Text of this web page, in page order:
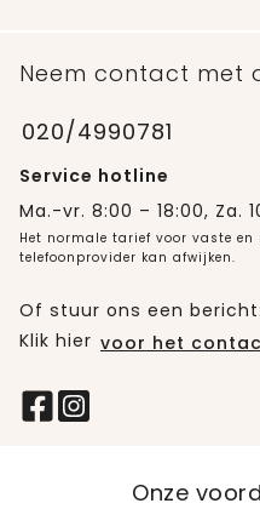
Neem contact met
020/4990781
Service hotline
Ma.-vr. 8:00 – 18:00, Za.
Het normale tarief voor vaste en
telefoonprovider kan afwijken.
Of stuur ons een bericht:
Klik hier voor het
Onze